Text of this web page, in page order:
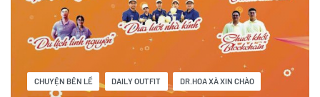
CHUYỆN BÊN LỀ DAILY OUTFIT DR.HOA XÀ XIN CHÀO